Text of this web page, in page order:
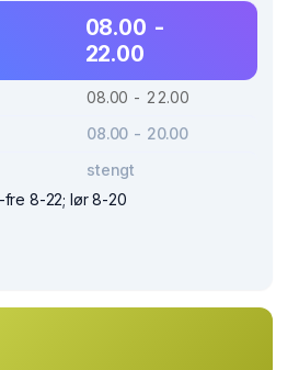
08.00 -
22.00
08.00 - 22.00
08.00 - 20.00
stengt
fre 8-22; lør 8-20